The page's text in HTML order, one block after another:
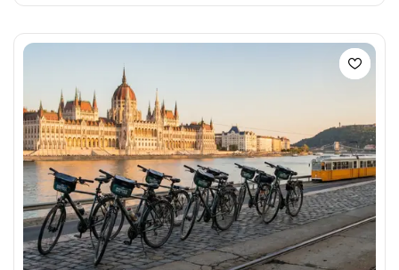
как вы мягко скользите по реке, любуясь знаменитыми
атмосферой, которую может обеспечить только прогулка на
лодке. Будь вы впервые в Бордо или возвращаетесь сюда,
речной круиз обещает незабываемые моменты и фотосессии,
которые останутся с вами надолго после окончания
путешествия.